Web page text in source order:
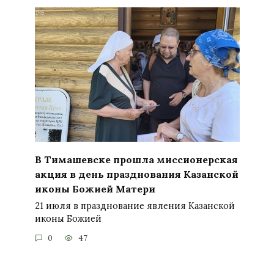
В Тимашевске прошла миссионерская
акция в день празднования Казанской
иконы Божией Матери
21 июля в празднование явления Казанской
иконы Божией
0 47